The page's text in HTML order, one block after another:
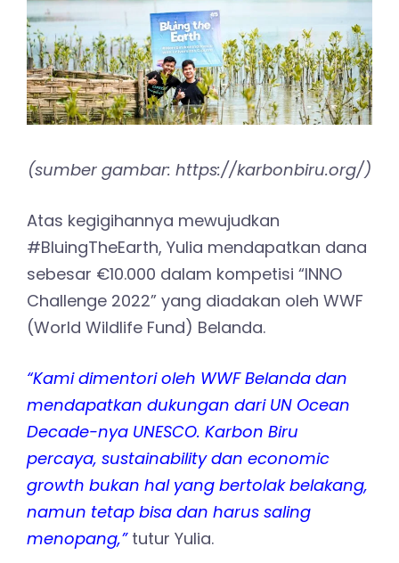
(sumber gambar: https://karbonbiru.org/)
Atas kegigihannya mewujudkan
#BluingTheEarth, Yulia mendapatkan dana
sebesar €10.000 dalam kompetisi “INNO
Challenge 2022” yang diadakan oleh WWF
(World Wildlife Fund) Belanda.
“Kami dimentori oleh WWF Belanda dan
mendapatkan dukungan dari UN Ocean
Decade-nya UNESCO. Karbon Biru
percaya, sustainability dan economic
growth bukan hal yang bertolak belakang,
namun tetap bisa dan harus saling
menopang,” tutur Yulia.